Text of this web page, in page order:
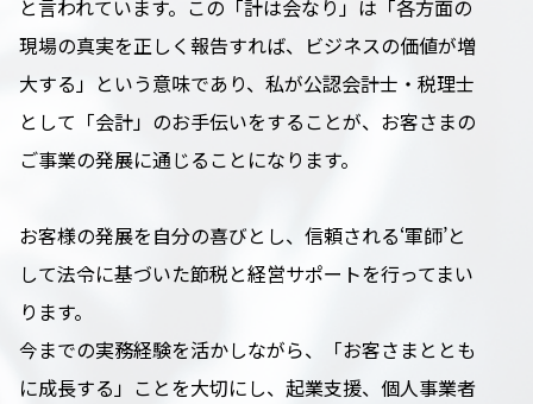
と言われています。この「計は会なり」は「各方面の
現場の真実を正しく報告すれば、ビジネスの価値が増
大する」という意味であり、私が公認会計士・税理士
として「会計」のお手伝いをすることが、お客さまの
ご事業の発展に通じることになります。
お客様の発展を自分の喜びとし、信頼される‘軍師’と
して法令に基づいた節税と経営サポートを行ってまい
ります。
今までの実務経験を活かしながら、「お客さまととも
に成長する」ことを大切にし、起業支援、個人事業者